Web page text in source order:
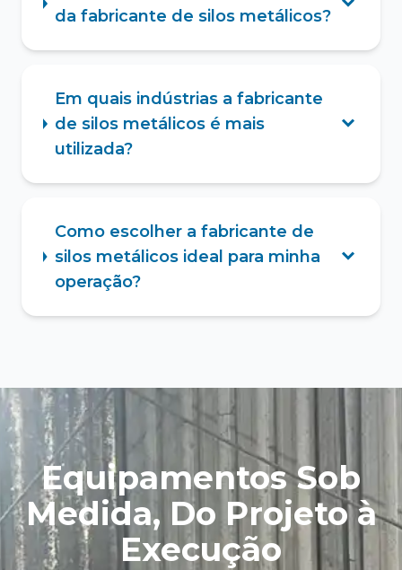
da fabricante de silos metálicos?
Em quais indústrias a fabricante
de silos metálicos é mais
utilizada?
Como escolher a fabricante de
silos metálicos ideal para minha
operação?
Equipamentos Sob
Medida, Do Projeto à
Execução